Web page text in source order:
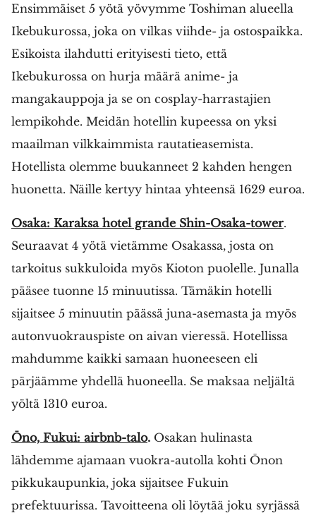
Ensimmäiset 5 yötä yövymme Toshiman alueella
Ikebukurossa, joka on vilkas viihde- ja ostospaikka.
Esikoista ilahdutti erityisesti tieto, että
Ikebukurossa on hurja määrä anime- ja
mangakauppoja ja se on cosplay-harrastajien
lempikohde. Meidän hotellin kupeessa on yksi
maailman vilkkaimmista rautatieasemista.
Hotellista olemme buukanneet 2 kahden hengen
huonetta. Näille kertyy hintaa yhteensä 1629 euroa.
Osaka: Karaksa hotel grande Shin-Osaka-tower.
Seuraavat 4 yötä vietämme Osakassa, josta on
tarkoitus sukkuloida myös Kioton puolelle. Junalla
pääsee tuonne 15 minuutissa. Tämäkin hotelli
sijaitsee 5 minuutin päässä juna-asemasta ja myös
autonvuokrauspiste on aivan vieressä. Hotellissa
mahdumme kaikki samaan huoneeseen eli
pärjäämme yhdellä huoneella. Se maksaa neljältä
yöltä 1310 euroa.
Ōno, Fukui: airbnb-talo. Osakan hulinasta
lähdemme ajamaan vuokra-autolla kohti Ōnon
pikkukaupunkia, joka sijaitsee Fukuin
prefektuurissa. Tavoitteena oli löytää joku syrjässä